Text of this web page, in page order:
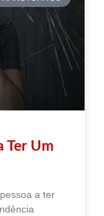
Ter Um
a ter